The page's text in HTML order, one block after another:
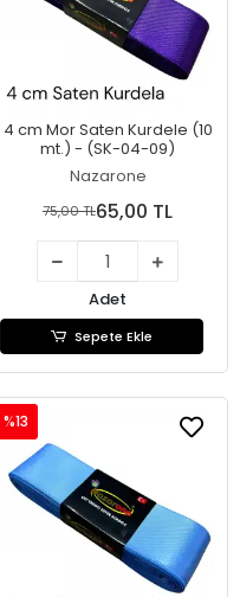
4 cm Mor Saten Kurdele (10
mt.) - (SK-04-09)
Nazarone
75,00 TL65,00 TL
Adet
Sepete Ekle
%13